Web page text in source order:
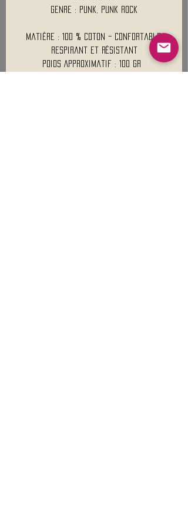
Genre : Punk, Punk Rock
Matière : 100 % coton – confortable,
respirant et résistant
Poids Approximatif : 100 Gr